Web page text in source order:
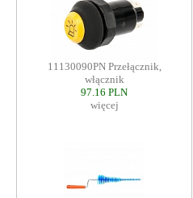
11130090PN Przełącznik,
włącznik
97.16 PLN
więcej